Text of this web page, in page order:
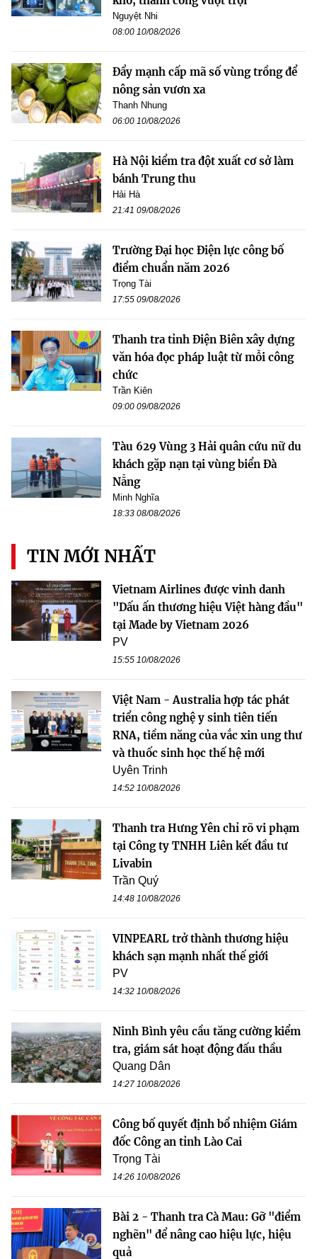
Nguyệt Nhi
08:00 10/08/2026
Đẩy mạnh cấp mã số vùng trồng để
nông sản vươn xa
Thanh Nhung
06:00 10/08/2026
Hà Nội kiểm tra đột xuất cơ sở làm
bánh Trung thu
Hải Hà
21:41 09/08/2026
Trường Đại học Điện lực công bố
điểm chuẩn năm 2026
Trọng Tài
17:55 09/08/2026
Thanh tra tỉnh Điện Biên xây dựng
văn hóa đọc pháp luật từ mỗi công
chức
Trần Kiên
09:00 09/08/2026
Tàu 629 Vùng 3 Hải quân cứu nữ du
khách gặp nạn tại vùng biển Đà
Nẵng
Minh Nghĩa
18:33 08/08/2026
TIN MỚI NHẤT
Vietnam Airlines được vinh danh
"Dấu ấn thương hiệu Việt hàng đầu"
tại Made by Vietnam 2026
PV
15:55 10/08/2026
Việt Nam - Australia hợp tác phát
triển công nghệ y sinh tiên tiến
RNA, tiềm năng của vắc xin ung thư
và thuốc sinh học thế hệ mới
Uyên Trinh
14:52 10/08/2026
Thanh tra Hưng Yên chỉ rõ vi phạm
tại Công ty TNHH Liên kết đầu tư
Livabin
Trần Quý
14:48 10/08/2026
VINPEARL trở thành thương hiệu
khách sạn mạnh nhất thế giới
PV
14:32 10/08/2026
Ninh Bình yêu cầu tăng cường kiểm
tra, giám sát hoạt động đấu thầu
Quang Dân
14:27 10/08/2026
Công bố quyết định bổ nhiệm Giám
đốc Công an tỉnh Lào Cai
Trọng Tài
14:26 10/08/2026
Bài 2 - Thanh tra Cà Mau: Gỡ "điểm
nghẽn" để nâng cao hiệu lực, hiệu
quả